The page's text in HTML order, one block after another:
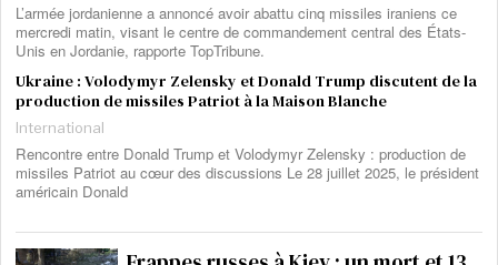
L’armée jordanienne a annoncé avoir abattu cinq missiles iraniens ce
mercredi matin, visant le centre de commandement central des États-
Unis en Jordanie, rapporte TopTribune.
Ukraine : Volodymyr Zelensky et Donald Trump discutent de la
production de missiles Patriot à la Maison Blanche
International
Rencontre entre Donald Trump et Volodymyr Zelensky : production de
missiles Patriot au cœur des discussions Le 28 juillet 2025, le président
américain Donald